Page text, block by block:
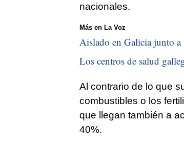
nacionales.
Más en La Voz
Aislado en Galicia junto
Los centros de salud
Al contrario de lo que
combustibles o los
que llegan también a
40%.